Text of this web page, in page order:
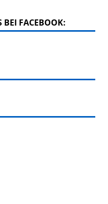
BEI FACEBOOK: